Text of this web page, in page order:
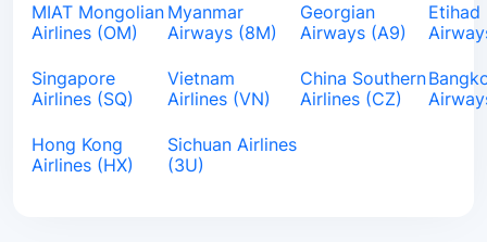
MIAT Mongolian
Airlines (OM)
Myanmar
Airways (8M)
Georgian
Airways (A9)
Etihad
Singapore
Airlines (SQ)
Vietnam
Airlines (VN)
China Southern
Airlines (CZ)
Hong Kong
Airlines (HX)
Sichuan Airlines
(3U)